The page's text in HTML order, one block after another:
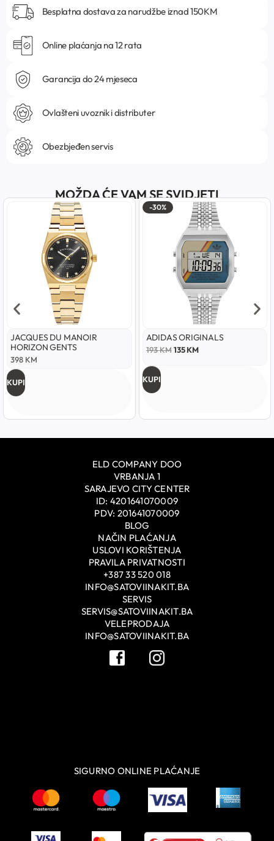
Besplatna dostava za narudžbe iznad 150KM
Online plaćanja na 12 rata
Garancija do 24 mjeseca
Ovlašteni uvoznik i distributer
Obezbjeđen servis
MOŽDA ĆE VAM SE SVIDJETI
JACQUES DU MANOIR
HORIZON GENTS
398 KM
KUPI
-30%
ADIDAS ORIGINALS
193KM 135KM
KUPI
ELD COMPANY DOO
VRBANJA 1
SARAJEVO CITY CENTER
ID: 4201641070009
PDV: 201641070009
BLOG
NAČIN PLAĆANJA
USLOVI KORIŠTENJA
PRAVILA PRIVATNOSTI
+387 33 520 018
INFO@SATOVIINAKIT.BA
SERVIS
SERVIS@SATOVIINAKIT.BA
VELEPRODAJA
INFO@SATOVIINAKIT.BA
SIGURNO ONLINE PLAĆANJE